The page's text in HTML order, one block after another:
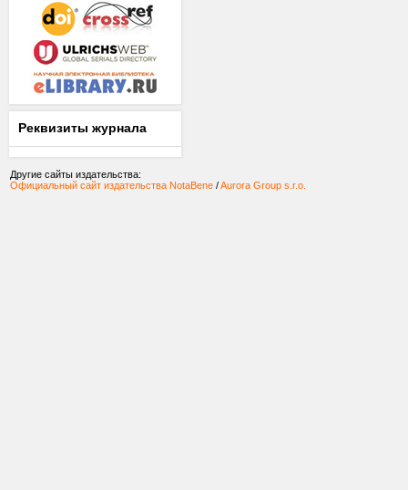
Реквизиты журнала
Другие сайты издательства:
Официальный сайт издательства NotaBene /Aurora Group s.r.o.